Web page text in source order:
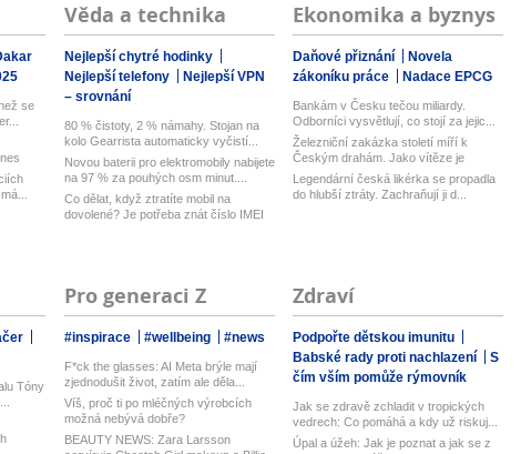
se
Věda a technika
Nejlepší chytré hodinky
Nejlepší telefony
Nejlepší VPN
– srovnání
80 % čistoty, 2 % námahy. Stojan na
kolo Gearrista automaticky vyčistí...
Novou baterii pro elektromobily nabijete
na 97 % za pouhých osm minut....
Co dělat, když ztratíte mobil na
dovolené? Je potřeba znát číslo IMEI
Ekonomika a byznys
Daňové přiznání
Novela
zákoníku práce
Nadace EPCG
Bankám v Česku tečou miliardy.
Odborníci vysvětlují, co stojí za jejic...
Železniční zakázka století míří k
Českým drahám. Jako vítěze je
schvál...
Legendární česká likérka se propadla
do hlubší ztráty. Zachraňují ji d...
Tóny
Pro generaci Z
#inspirace #wellbeing #news
F*ck the glasses: AI Meta brýle mají
zjednodušit život, zatím ale děla...
Víš, proč ti po mléčných výrobcích
možná nebývá dobře?
BEAUTY NEWS: Zara Larsson
Zdraví
Podpořte dětskou imunitu
Babské rady proti nachlazení
S
čím vším pomůže rýmovník
Jak se zdravě zchladit v tropických
vedrech: Co pomáhá a kdy už riskuj...
Úpal a úžeh: Jak je poznat a jak se z